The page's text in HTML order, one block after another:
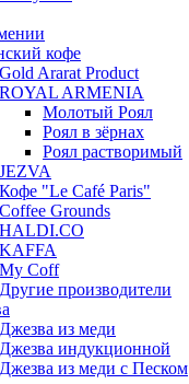
кофе
Gold Ararat Product
ROYAL ARMENIA
Молотый Роял
Роял в зёрнах
Роял растворимый
JEZVA
Кофе "Le Café Paris"
Coffee Grounds
HALDI.CO
KAFFA
My Coff
Другие производители
Джезва из меди
Джезва индукционной
Джезва из меди с Песком